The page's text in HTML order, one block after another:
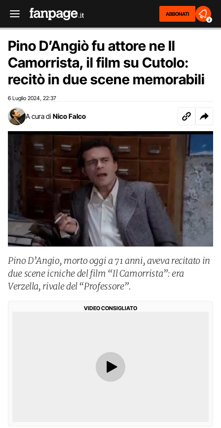
ABBONATI
2
Pino D’Angiò fu attore ne Il
Camorrista, il film su Cutolo:
recitò in due scene memorabili
6 Luglio 2024 22:37
A cura di Nico Falco
Pino D’Angio, morto oggi a 71 anni, aveva recitato in
due scene icniche del film “Il Camorrista”: era
Verzella, rivale del “Professore”.
VIDEO CONSIGLIATO